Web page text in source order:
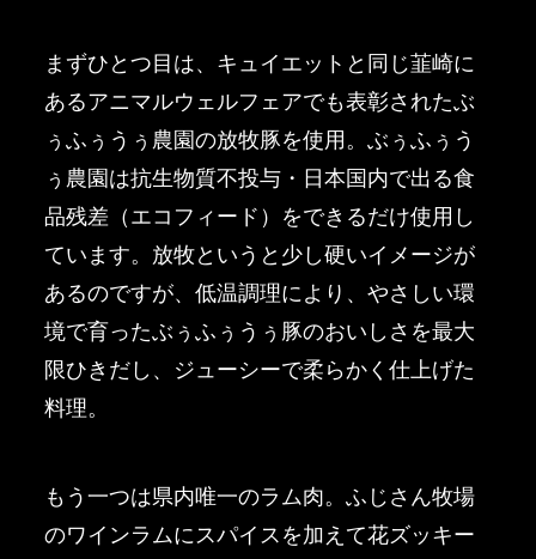
まずひとつ目は、キュイエットと同じ韮崎に
あるアニマルウェルフェアでも表彰されたぶ
ぅふぅうぅ農園の放牧豚を使用。ぶぅふぅう
ぅ農園は抗生物質不投与・日本国内で出る食
品残差（エコフィード）をできるだけ使用し
ています。放牧というと少し硬いイメージが
あるのですが、低温調理により、やさしい環
境で育ったぶぅふぅうぅ豚のおいしさを最大
限ひきだし、ジューシーで柔らかく仕上げた
料理。
もう一つは県内唯一のラム肉。ふじさん牧場
のワインラムにスパイスを加えて花ズッキー